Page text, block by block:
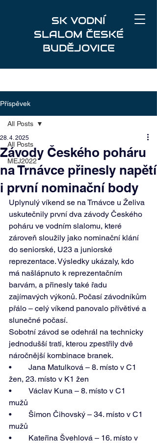
SK VODNÍ
SLALOM ČESKÉ
BUDĚJOVICE
Příspěvek
All Posts
MEJ2022
All Posts
Závody Českého poháru
na Trnávce přinesly napětí
i první nominační body
28. 4. 2025
Uplynulý víkend se na Trnávce u Želiva
uskutečnily první dva závody Českého
poháru ve vodním slalomu, které
zároveň sloužily jako nominační klání
do seniorské, U23 a juniorské
reprezentace. Výsledky ukázaly, kdo
má našlápnuto k reprezentačním
barvám, a přinesly také řadu
zajímavých výkonů. Počasí závodníkům
přálo – celý víkend panovalo přívětivé a
slunečné počasí.
Sobotní závod se odehrál na technicky
jednodušší trati, kterou zpestřily dvě
náročnější kombinace branek.
•	Jana Matulková – 8. místo v C1
žen, 23. místo v K1 žen
•	Václav Kuna – 8. místo v C1
mužů
•	Šimon Čihovský – 34. místo v C1
mužů
•	Kateřina Švehlová – 16. místo v